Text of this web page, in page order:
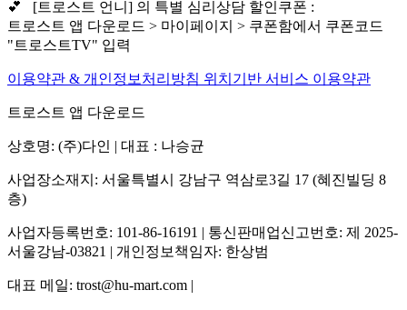
💕 [트로스트 언니] 의 특별 심리상담 할인쿠폰 :
트로스트 앱 다운로드 > 마이페이지 > 쿠폰함에서 쿠폰코드
"트로스트TV" 입력
이용약관 & 개인정보처리방침 위치기반 서비스 이용약관
트로스트 앱 다운로드
상호명: (주)다인 | 대표 : 나승균
사업장소재지: 서울특별시 강남구 역삼로3길 17 (혜진빌딩 8
층)
사업자등록번호: 101-86-16191 | 통신판매업신고번호: 제 2025-
서울강남-03821 | 개인정보책임자: 한상범
대표 메일: trost@hu-mart.com |